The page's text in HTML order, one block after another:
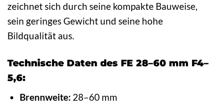
zeichnet sich durch seine kompakte Bauweise,
sein geringes Gewicht und seine hohe
Bildqualität aus.
Technische Daten des FE 28–60 mm F4–
5,6:
Brennweite: 28–60 mm